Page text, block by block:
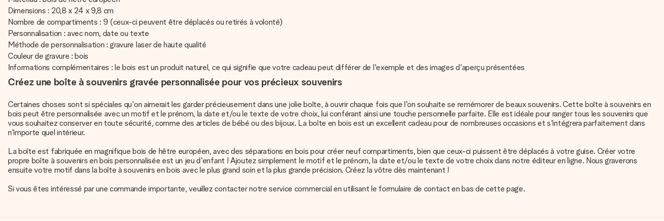
Dimensions : 20,8 x 24 x 9,8 cm
Nombre de compartiments : 9 (ceux-ci peuvent être déplacés ou retirés à volonté)
Personnalisation : avec nom, date ou texte
Méthode de personnalisation : gravure laser de haute qualité
Couleur de gravure : bois
Informations complémentaires : le bois est un produit naturel, ce qui signifie que votre cadeau peut différer de l'exemple et des images d'aperçu présentées
Créez une boîte à souvenirs gravée personnalisée pour vos précieux souvenirs
Certaines choses sont si spéciales qu'on aimerait les garder précieusement dans une jolie boîte, à ouvrir chaque fois que l'on souhaite se remémorer de beaux souvenirs. Cette boîte à souvenirs en
bois peut être personnalisée avec un motif et le prénom, la date et/ou le texte de votre choix, lui conférant ainsi une touche personnelle parfaite. Elle est idéale pour ranger tous les souvenirs que
vous souhaitez conserver en toute sécurité, comme des articles de bébé ou des bijoux. La boîte en bois est un excellent cadeau pour de nombreuses occasions et s'intégrera parfaitement dans
n'importe quel intérieur.
La boîte est fabriquée en magnifique bois de hêtre européen, avec des séparations en bois pour créer neuf compartiments, bien que ceux-ci puissent être déplacés à votre guise. Créer votre
propre boîte à souvenirs en bois personnalisée est un jeu d'enfant ! Ajoutez simplement le motif et le prénom, la date et/ou le texte de votre choix dans notre éditeur en ligne. Nous graverons
ensuite votre motif dans la boîte à souvenirs en bois avec le plus grand soin et la plus grande précision. Créez la vôtre dès maintenant !
Si vous êtes intéressé par une commande importante, veuillez contacter notre service commercial en utilisant le formulaire de contact en bas de cette page.